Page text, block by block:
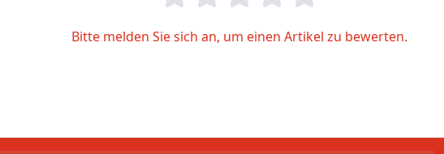
Bitte melden Sie sich an, um einen Artikel zu bewerten.